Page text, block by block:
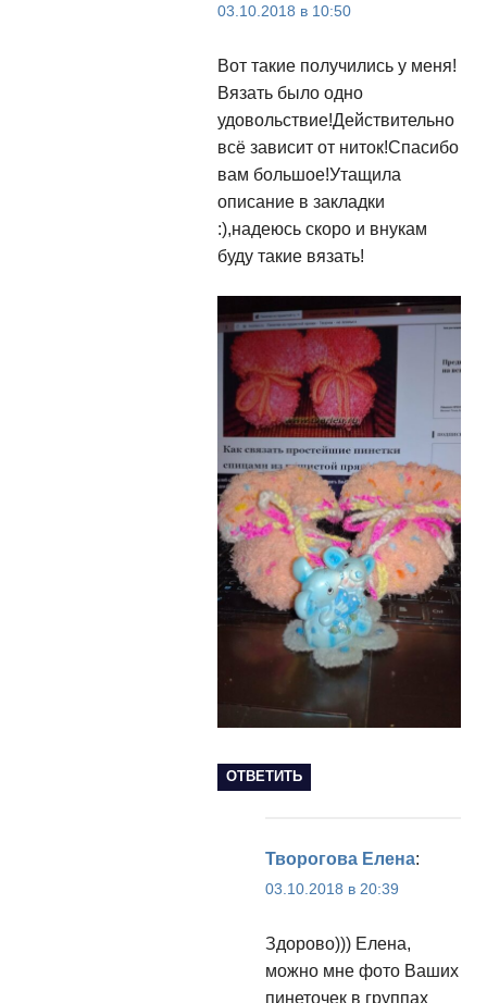
03.10.2018 в 10:50
Вот такие получились у меня!
Вязать было одно
удовольствие!Действительно
всё зависит от ниток!Спасибо
вам большое!Утащила
описание в закладки
:),надеюсь скоро и внукам
буду такие вязать!
ОТВЕТИТЬ
Творогова Елена:
03.10.2018 в 20:39
Здорово))) Елена,
можно мне фото Ваших
пинеточек в группах